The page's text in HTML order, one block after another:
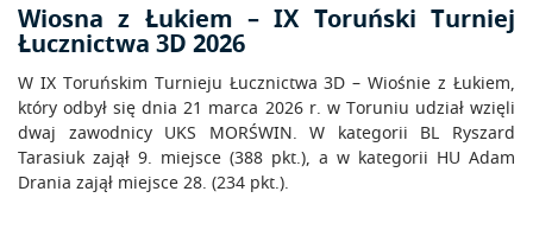
Wiosna z Łukiem – IX Toruński Turniej
Łucznictwa 3D 2026
W IX Toruńskim Turnieju Łucznictwa 3D – Wiośnie z Łukiem,
który odbył się dnia 21 marca 2026 r. w Toruniu udział wzięli
dwaj zawodnicy UKS MORŚWIN. W kategorii BL Ryszard
Tarasiuk zajął 9. miejsce (388 pkt.), a w kategorii HU Adam
Drania zajął miejsce 28. (234 pkt.).